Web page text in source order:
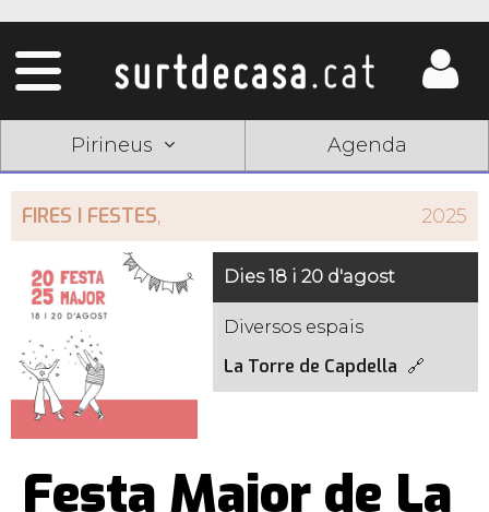
Pirineus Agenda
FIRES I FESTES, 2025
Dies 18 i 20 d'agost
Diversos espais
La Torre de Capdella
Festa Major de La